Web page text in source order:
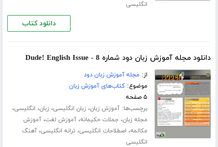
انگلیسی
دانلود کتاب
دانلود مجله آموزش زبان دود شماره 8 - Dude! English Issue
از: مجله آموزش زبان دود
موضوع:کتاب‌های آموزش زبان
۵ صفحه
برچسب‌ها:آموزش زبان، زبان انگلیسی، زبان، انگلیسی،
مجله زبان، جملات حکیمانه،آموزش لغت،آموزش
مکالمه، اصطلاحات انگلیسی، ترانه انگلیسی،آهنگ
انگلیسی